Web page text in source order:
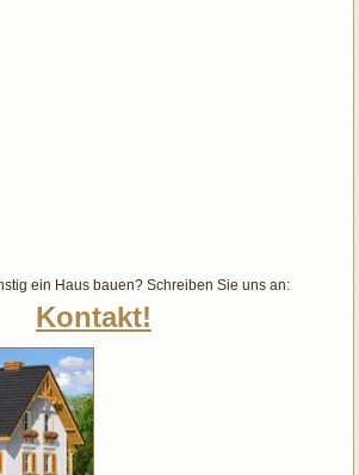
ein Haus bauen? Schreiben Sie uns an:
Kontakt!